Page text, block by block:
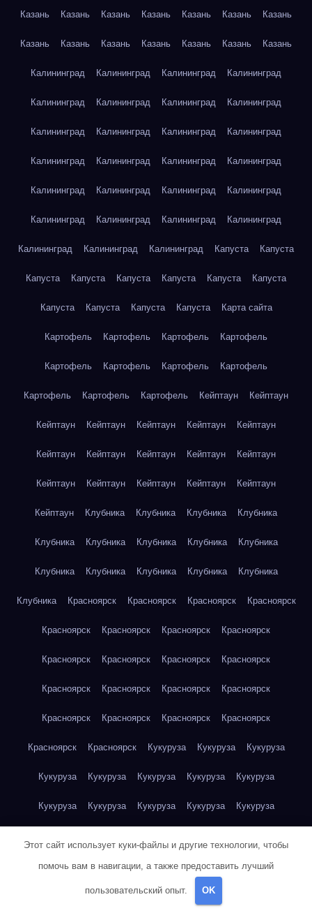
Казань Казань Казань Казань Казань Казань Казань
Казань Казань Казань Казань Казань Казань Казань
Калининград Калининград Калининград Калининград
Калининград Калининград Калининград Калининград
Калининград Калининград Калининград Калининград
Калининград Калининград Калининград Калининград
Калининград Калининград Калининград Калининград
Калининград Калининград Калининград Калининград
Калининград Калининград Калининград Капуста Капуста
Капуста Капуста Капуста Капуста Капуста Капуста
Капуста Капуста Капуста Капуста Карта сайта
Картофель Картофель Картофель Картофель
Картофель Картофель Картофель Картофель
Картофель Картофель Картофель Кейптаун Кейптаун
Кейптаун Кейптаун Кейптаун Кейптаун Кейптаун
Кейптаун Кейптаун Кейптаун Кейптаун Кейптаун
Кейптаун Кейптаун Кейптаун Кейптаун Кейптаун
Кейптаун Клубника Клубника Клубника Клубника
Клубника Клубника Клубника Клубника Клубника
Клубника Клубника Клубника Клубника Клубника
Клубника Красноярск Красноярск Красноярск Красноярск
Красноярск Красноярск Красноярск Красноярск
Красноярск Красноярск Красноярск Красноярск
Красноярск Красноярск Красноярск Красноярск
Красноярск Красноярск Красноярск Красноярск
Красноярск Красноярск Кукуруза Кукуруза Кукуруза
Кукуруза Кукуруза Кукуруза Кукуруза Кукуруза
Кукуруза Кукуруза Кукуруза Кукуруза Кукуруза
Куриная грудка Куриная грудка Куриная грудка
Куриная грудка Куриная грудка Куриная грудка
Этот сайт использует куки-файлы и другие технологии, чтобы
помочь вам в навигации, а также предоставить лучший
пользовательский опыт. OK